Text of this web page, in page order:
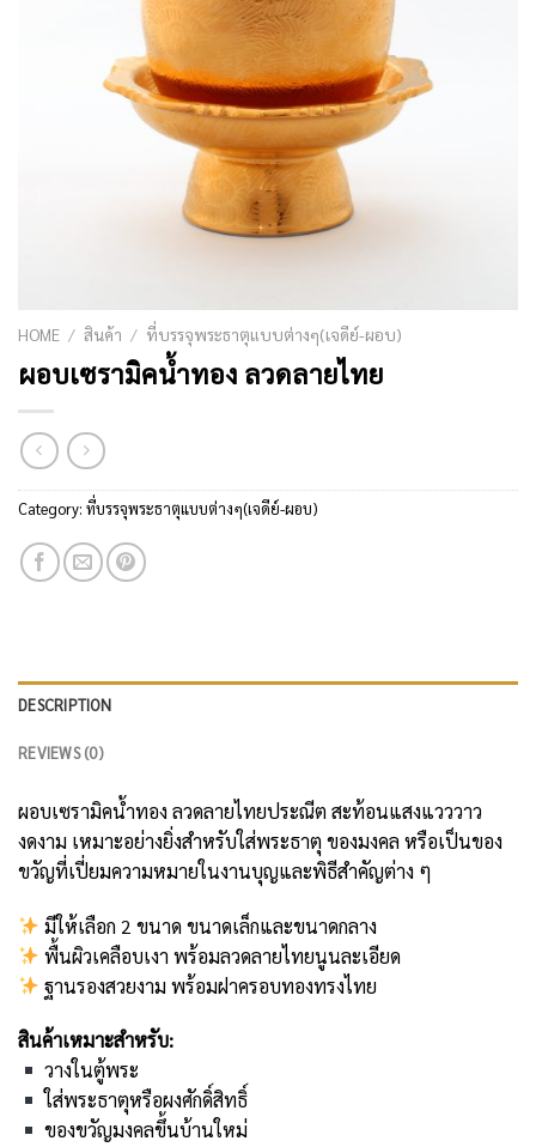
HOME / สินค้า / ที่บรรจุพระธาตุแบบต่างๆ(เจดีย์-ผอบ)
ผอบเซรามิคน้ำทอง ลวดลายไทย
Category: ที่บรรจุพระธาตุแบบต่างๆ(เจดีย์-ผอบ)
DESCRIPTION
REVIEWS (0)
ผอบเซรามิคน้ำทอง ลวดลายไทยประณีต สะท้อนแสงแวววาว
งดงาม เหมาะอย่างยิ่งสำหรับใส่พระธาตุ ของมงคล หรือเป็นของ
ขวัญที่เปี่ยมความหมายในงานบุญและพิธีสำคัญต่าง ๆ
มีให้เลือก 2 ขนาด ขนาดเล็กและขนาดกลาง
พื้นผิวเคลือบเงา พร้อมลวดลายไทยนูนละเอียด
ฐานรองสวยงาม พร้อมฝาครอบทองทรงไทย
สินค้าเหมาะสำหรับ:
วางในตู้พระ
ใส่พระธาตุหรือผงศักดิ์สิทธิ์
ของขวัญมงคลขึ้นบ้านใหม่